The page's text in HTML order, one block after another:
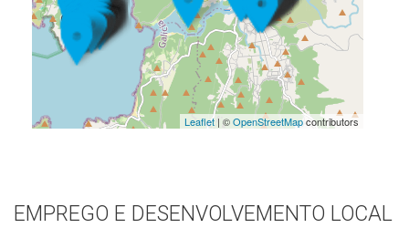
Leaflet| ©OpenStreetMapcontributors
EMPREGO E DESENVOLVEMENTO LOCAL